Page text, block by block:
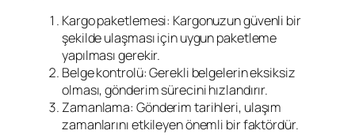
Kargo paketlemesi: Kargonuzun güvenli bir
şekilde ulaşması için uygun paketleme
yapılması gerekir.
Belge kontrolü: Gerekli belgelerin eksiksiz
olması, gönderim sürecini hızlandırır.
Zamanlama: Gönderim tarihleri, ulaşım
zamanlarını etkileyen önemli bir faktördür.